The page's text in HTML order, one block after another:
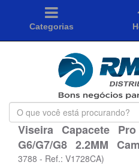
Categorias
O
que
você
está
procurando?
Viseira Capacete
G6/G7/G8 2.2MM
3788 - Ref.: V1728CA)